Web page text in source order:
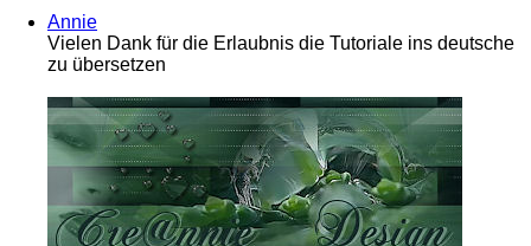
Annie
Vielen Dank für die Erlaubnis die Tutoriale ins deutsche
zu übersetzen